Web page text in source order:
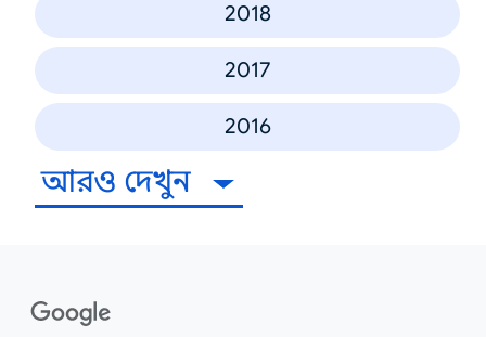
2018
2017
2016
আরও দেখুন